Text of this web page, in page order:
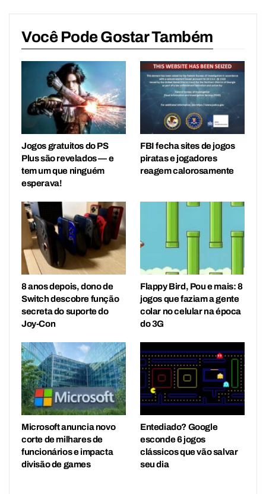
Você Pode Gostar Também
Jogos gratuitos do PS
Plus são revelados — e
tem um que ninguém
esperava!
FBI fecha sites de jogos
piratas e jogadores
reagem calorosamente
8 anos depois, dono de
Switch descobre função
secreta do suporte do
Joy-Con
Flappy Bird, Pou e mais: 8
jogos que faziam a gente
colar no celular na época
do 3G
Microsoft anuncia novo
corte de milhares de
funcionários e impacta
divisão de games
Entediado? Google
esconde 6 jogos
clássicos que vão salvar
seu dia